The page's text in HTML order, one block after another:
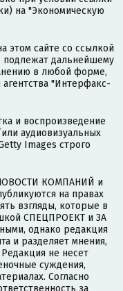
на "Экономическую
этом сайте со ссылкой
подлежат дальнейшему
в любой форме,
"Интерфакс-
и воспроизведение
аудиовизуальных
Images строго
НОВОСТИ КОМПАНИЙ и
на правах
взгляды, которые в
СПЕЦПРОЕКТ и ЗА
однако редакция
и разделяет мнения,
не несет
суждения,
Согласно